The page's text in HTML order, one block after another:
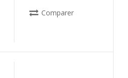
Comparer